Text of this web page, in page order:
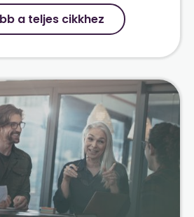
a teljes cikkhez